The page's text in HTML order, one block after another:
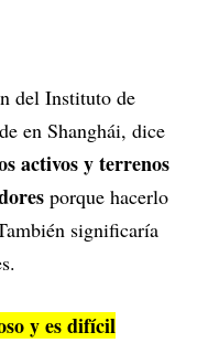
del Instituto de
en Shanghái, dice
activos y terrenos
porque hacerlo
significaría
y es difícil